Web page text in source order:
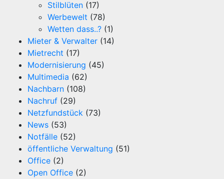
Stilblüten (17)
Werbewelt (78)
Wetten dass..? (1)
Mieter & Verwalter (14)
Mietrecht (17)
Modernisierung (45)
Multimedia (62)
Nachbarn (108)
Nachruf (29)
Netzfundstück (73)
News (53)
Notfälle (52)
öffentliche Verwaltung (51)
Office (2)
Open Office (2)